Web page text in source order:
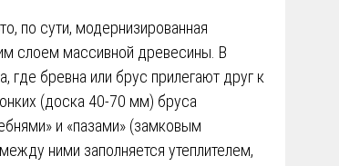
по сути, модернизированная
слоем массивной древесины. В
где бревна или брус прилегают друг к
(доска 40-70 мм) бруса
и «пазами» (замковым
ними заполняется утеплителем,